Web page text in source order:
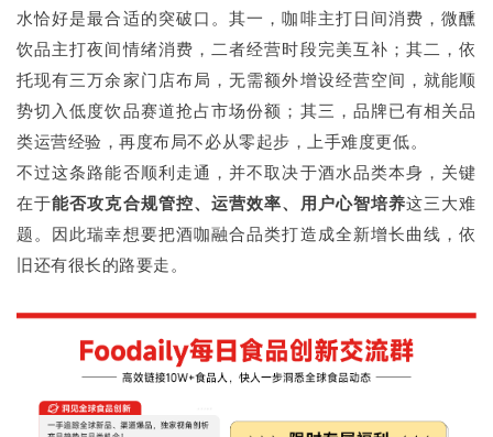
水恰好是最合适的突破口。其一，咖啡主打日间消费，微醺
饮品主打夜间情绪消费，二者经营时段完美互补；其二，依
托现有三万余家门店布局，无需额外增设经营空间，就能顺
势切入低度饮品赛道抢占市场份额；其三，品牌已有相关品
类运营经验，再度布局不必从零起步，上手难度更低。
不过这条路能否顺利走通，并不取决于酒水品类本身，关键
在于能否攻克合规管控、运营效率、用户心智培养这三大难
题。因此瑞幸想要把酒咖融合品类打造成全新增长曲线，依
旧还有很长的路要走。